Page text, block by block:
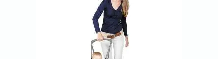
Comprar